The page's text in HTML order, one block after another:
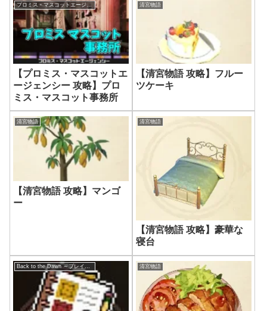
プロミス・マスコットエージェンシー
【プロミス・マスコットエ
ージェンシー 攻略】プロ
ミス・マスコット事務所
清宮物語
【清宮物語 攻略】フルー
ツケーキ
清宮物語
【清宮物語 攻略】マンゴ
ー
清宮物語
【清宮物語 攻略】豪華な
寝台
清宮物語